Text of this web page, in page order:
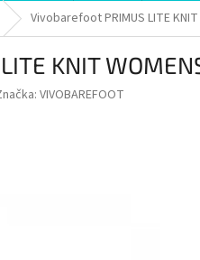
Vivobarefoot PRIMUS LITE KNIT
KNIT
VIVOBAREFOOT